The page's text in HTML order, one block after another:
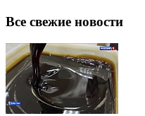
Все свежие новости